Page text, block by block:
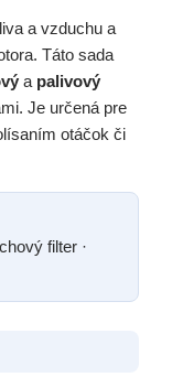
a vzduchu a
Táto sada
a palivový
Je určená pre
otáčok či
filter ·